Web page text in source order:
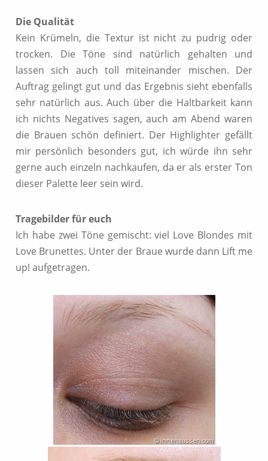
Die Qualität
Kein Krümeln, die Textur ist nicht zu pudrig oder
trocken. Die Töne sind natürlich gehalten und
lassen sich auch toll miteinander mischen. Der
Auftrag gelingt gut und das Ergebnis sieht ebenfalls
sehr natürlich aus. Auch über die Haltbarkeit kann
ich nichts Negatives sagen, auch am Abend waren
die Brauen schön definiert. Der Highlighter gefällt
mir persönlich besonders gut, ich würde ihn sehr
gerne auch einzeln nachkaufen, da er als erster Ton
dieser Palette leer sein wird.
Tragebilder für euch
Ich habe zwei Töne gemischt: viel Love Blondes mit
Love Brunettes. Unter der Braue wurde dann Lift me
up! aufgetragen.